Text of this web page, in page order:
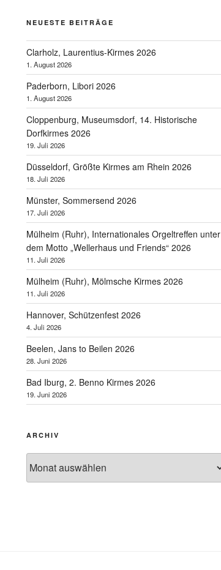
NEUESTE BEITRÄGE
Clarholz, Laurentius-Kirmes 2026
1. August 2026
Paderborn, Libori 2026
1. August 2026
Cloppenburg, Museumsdorf, 14. Historische
Dorfkirmes 2026
19. Juli 2026
Düsseldorf, Größte Kirmes am Rhein 2026
18. Juli 2026
Münster, Sommersend 2026
17. Juli 2026
Mülheim (Ruhr), Internationales Orgeltreffen unter
dem Motto „Wellerhaus und Friends“ 2026
11. Juli 2026
Mülheim (Ruhr), Mölmsche Kirmes 2026
11. Juli 2026
Hannover, Schützenfest 2026
4. Juli 2026
Beelen, Jans to Beilen 2026
28. Juni 2026
Bad Iburg, 2. Benno Kirmes 2026
19. Juni 2026
ARCHIV